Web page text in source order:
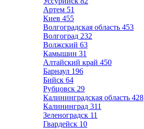
Артем 51
Киев 455
Волгоградская область 453
Волгоград 232
Волжский 63
Камышин 31
Алтайский край 450
Барнаул 196
Бийск 64
Рубцовск 29
Калининградская область 428
Калининград 311
Зеленоградск 11
Гвардейск 10